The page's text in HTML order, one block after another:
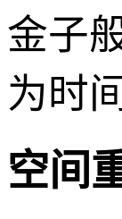
金子
为时
空间